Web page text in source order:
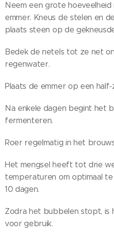
Neem een grote
emmer. Kneus de stelen en
plaats steen op de
Bedek de netels tot ze net
regenwater.
Plaats de emmer op een
Na enkele dagen begint het
fermenteren.
Roer regelmatig in het
Het mengsel heeft tot drie
temperaturen om optimaal
10 dagen.
Zodra het bubbelen stopt, is
voor gebruik.